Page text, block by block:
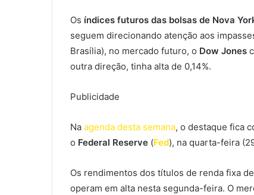
Os índices futuros das bolsas de Nova
seguem direcionando atenção aos
Brasília), no mercado futuro, o Dow Jones
outra direção, tinha alta de 0,14%.
Publicidade
Na agenda desta semana, o destaque fica
o Federal Reserve (Fed), na quarta-feira
Os rendimentos dos títulos de renda fixa
operam em alta nesta segunda-feira. O